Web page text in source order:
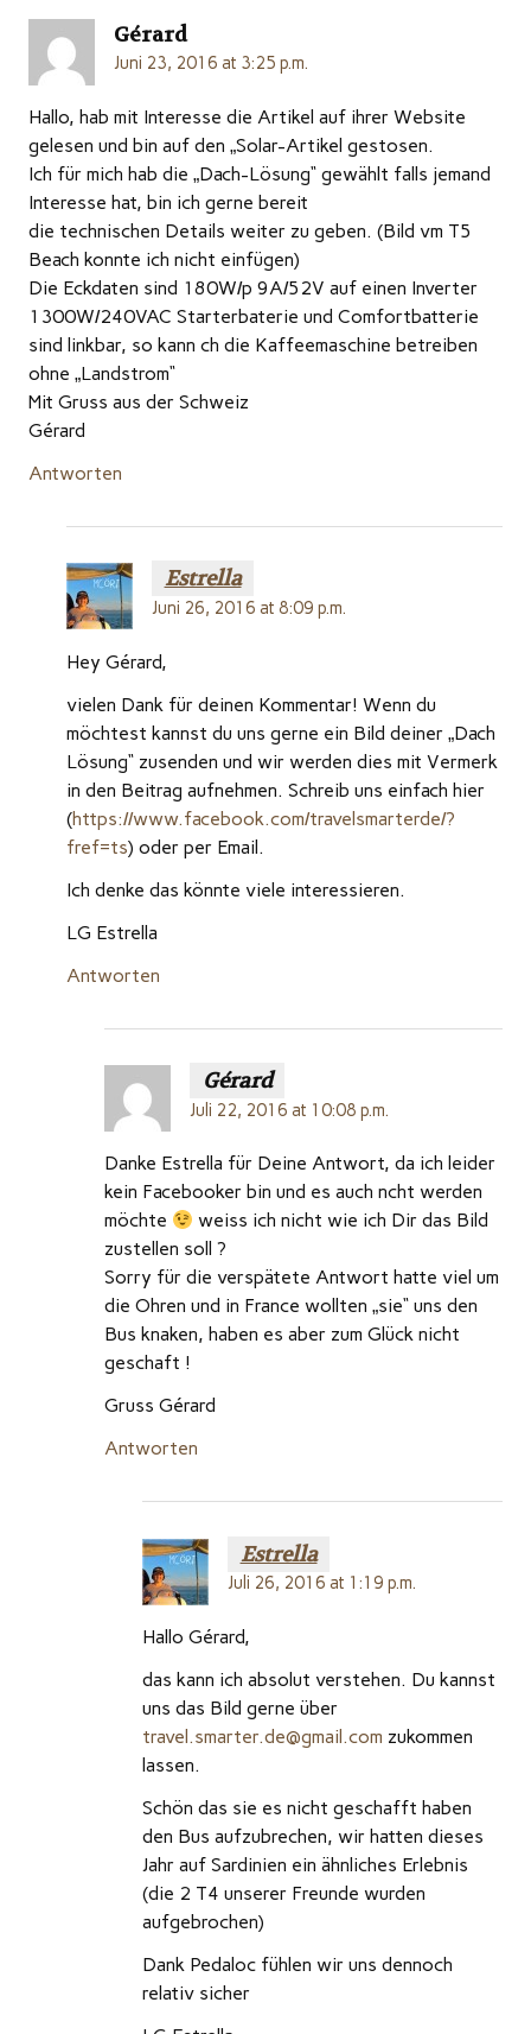
Gérard
Juni 23, 2016 at 3:25 p.m.
Hallo, hab mit Interesse die Artikel auf ihrer Website
gelesen und bin auf den „Solar-Artikel gestosen.
Ich für mich hab die „Dach-Lösung“ gewählt falls jemand
Interesse hat, bin ich gerne bereit
die technischen Details weiter zu geben. (Bild vm T5
Beach konnte ich nicht einfügen)
Die Eckdaten sind 180W/p 9A/52V auf einen Inverter
1300W/240VAC Starterbaterie und Comfortbatterie
sind linkbar, so kann ch die Kaffeemaschine betreiben
ohne „Landstrom“
Mit Gruss aus der Schweiz
Gérard
Antworten
Estrella
Juni 26, 2016 at 8:09 p.m.
Hey Gérard,
vielen Dank für deinen Kommentar! Wenn du
möchtest kannst du uns gerne ein Bild deiner „Dach
Lösung“ zusenden und wir werden dies mit Vermerk
in den Beitrag aufnehmen. Schreib uns einfach hier
(https://www.facebook.com/travelsmarterde/?
fref=ts) oder per Email.
Ich denke das könnte viele interessieren.
LG Estrella
Antworten
Gérard
Juli 22, 2016 at 10:08 p.m.
Danke Estrella für Deine Antwort, da ich leider
kein Facebooker bin und es auch ncht werden
möchte
weiss ich nicht wie ich Dir das Bild
zustellen soll ?
Sorry für die verspätete Antwort hatte viel um
die Ohren und in France wollten „sie“ uns den
Bus knaken, haben es aber zum Glück nicht
geschaft !
Gruss Gérard
Antworten
Estrella
Juli 26, 2016 at 1:19 p.m.
Hallo Gérard,
das kann ich absolut verstehen. Du kannst
uns das Bild gerne über
travel.smarter.de@gmail.com zukommen
lassen.
Schön das sie es nicht geschafft haben
den Bus aufzubrechen, wir hatten dieses
Jahr auf Sardinien ein ähnliches Erlebnis
(die 2 T4 unserer Freunde wurden
aufgebrochen)
Dank Pedaloc fühlen wir uns dennoch
relativ sicher